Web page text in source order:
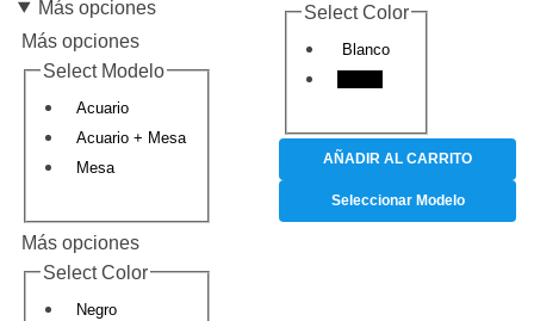
Más opciones
Más opciones
Select Modelo
Acuario
Acuario + Mesa
Mesa
Más opciones
Select Color
Negro
Select Color
Blanco
AÑADIR AL CARRITO
Seleccionar Modelo